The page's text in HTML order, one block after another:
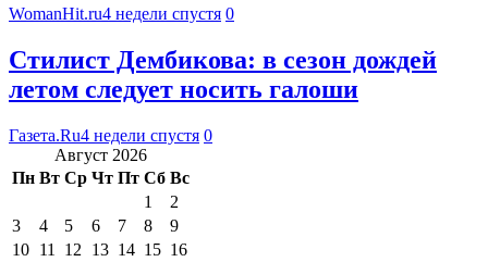
WomanHit.ru4 недели спустя 0
Стилист Дембикова: в сезон дождей
летом следует носить галоши
Газета.Ru4 недели спустя 0
Август 2026
Пн Вт Ср Чт Пт Сб Вс
1
2
3
4 5 6 7 8
9
10 11 12 13 14 15 16